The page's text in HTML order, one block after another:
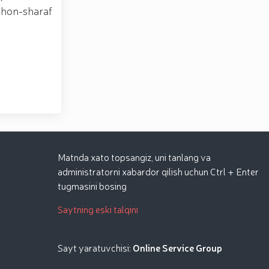
sharaf
Matnda xato topsangiz, uni tanlang va
administratorni xabardor qilish uchun Ctrl + Enter
tugmasini bosing
Saytning eski talqini
Sayt yaratuvchisi: Online Service Group